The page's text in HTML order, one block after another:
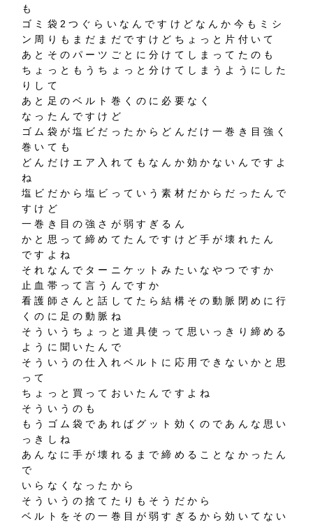
も
ゴミ袋2つぐらいなんですけどなんか今もミシ
ン周りもまだまだですけどちょっと片付いて
あとそのパーツごとに分けてしまってたのも
ちょっともうちょっと分けてしまうようにした
りして
あと足のベルト巻くのに必要なく
なったんですけど
ゴム袋が塩ビだったからどんだけ一巻き目強く
巻いても
どんだけエア入れてもなんか効かないんですよ
ね
塩ビだから塩ビっていう素材だからだったんで
すけど
一巻き目の強さが弱すぎるん
かと思って締めてたんですけど手が壊れたん
ですよね
それなんでターニケットみたいなやつですか
止血帯って言うんですか
看護師さんと話してたら結構その動脈閉めに行
くのに足の動脈ね
そういうちょっと道具使って思いっきり締める
ように聞いたんで
そういうの仕入れベルトに応用できないかと思
って
ちょっと買っておいたんですよね
そういうのも
もうゴム袋であればグット効くのであんな思い
っきしね
あんなに手が壊れるまで締めることなかったん
で
いらなくなったから
そういうの捨てたりもそうだから
ベルトをその一巻目が弱すぎるから効いてない